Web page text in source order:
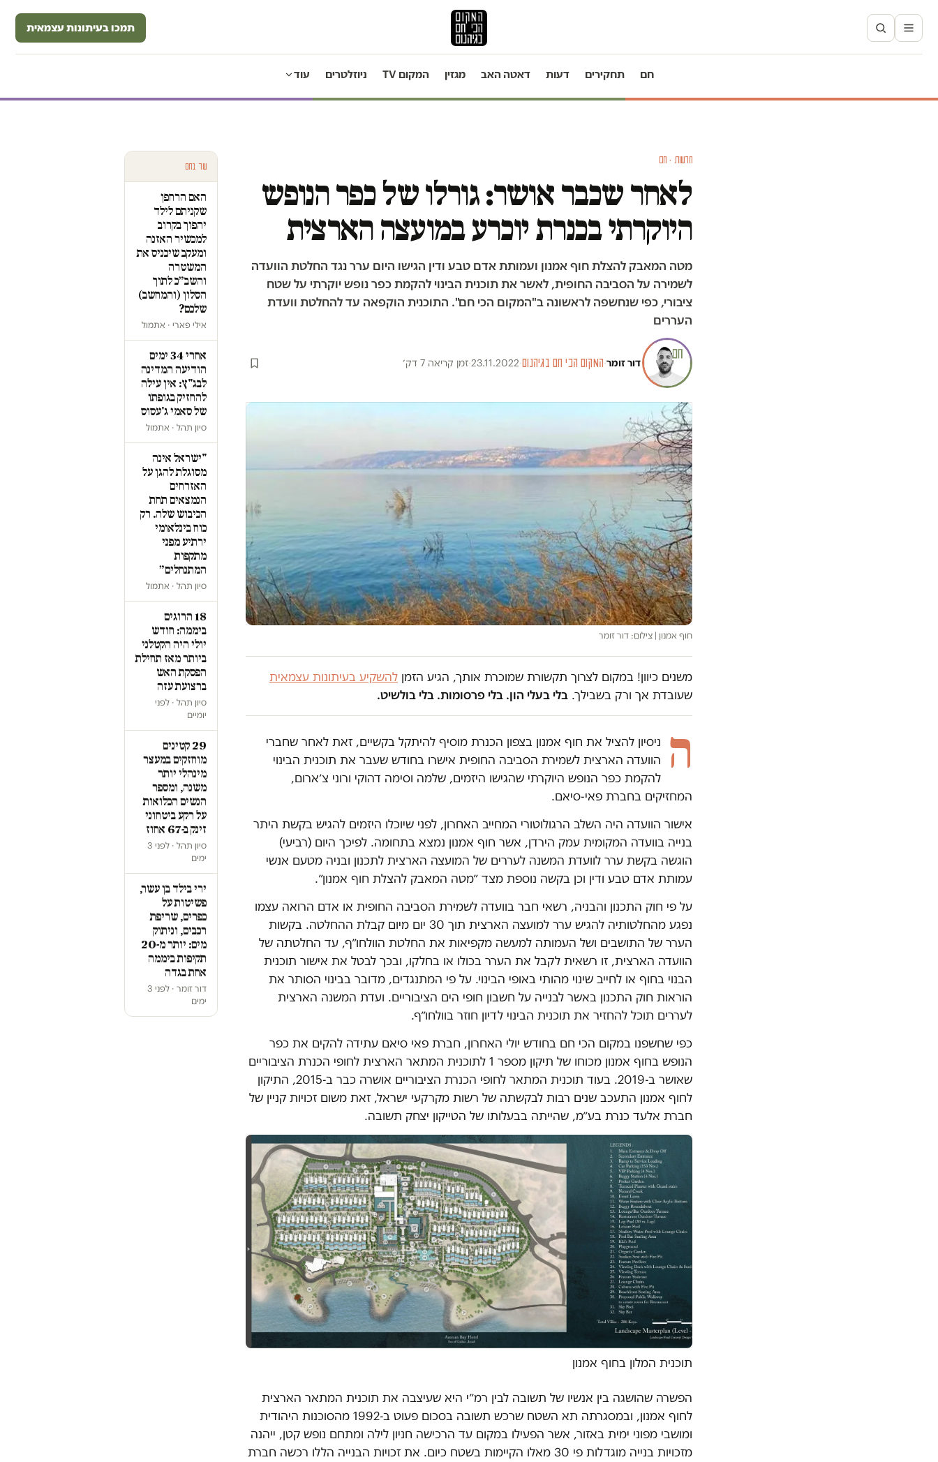
תמכו בעיתונות עצמאית
חם תחקירים דעות דאטה האב מגזין המקום TV ניוזלטרים עוד
חדשות · חם
לאחר שכבר אושר: גורלו של כפר הנופש
היוקרתי בכנרת יוכרע במועצה הארצית
מטה המאבק להצלת חוף אמנון ועמותת אדם טבע ודין הגישו היום ערר נגד החלטת הוועדה
לשמירה על הסביבה החופית, לאשר את תוכנית הבינוי להקמת כפר נופש יוקרתי על שטח
ציבורי, כפי שנחשפה לראשונה ב"המקום הכי חם". התוכנית הוקפאה עד להחלטת וועדת
העררים
דור זומר·המקום הכי חם בגיהנום·
23.11.2022
·זמן קריאה 7 דק׳
חוף אמנון | צילום: דור זומר
משנים כיוון! במקום לצרוך תקשורת שמוכרת אותך, הגיע הזמן להשקיע בעיתונות עצמאית
שעובדת אך ורק בשבילך. בלי בעלי הון. בלי פרסומות. בלי בולשיט.
ה
ניסיון להציל את חוף אמנון בצפון הכנרת מוסיף להיתקל בקשיים, זאת לאחר שחברי
הוועדה הארצית לשמירת הסביבה החופית אישרו בחודש שעבר את תוכנית הבינוי
להקמת כפר הנופש היוקרתי שהגישו היזמים, שלמה וסימה דהוקי ורוני צ׳ארום,
המחזיקים בחברת פאי-סיאם.
אישור הוועדה היה השלב הרגולוטורי המחייב האחרון, לפני שיוכלו היזמים להגיש בקשת היתר
בנייה בוועדה המקומית עמק הירדן, אשר חוף אמנון נמצא בתחומה. לפיכך היום (רביעי)
הוגשה בקשת ערר לוועדת המשנה לעררים של המועצה הארצית לתכנון ובניה מטעם אנשי
עמותת אדם טבע ודין וכן בקשה נוספת מצד ״מטה המאבק להצלת חוף אמנון״.
על פי חוק התכנון והבניה, רשאי חבר בוועדה לשמירת הסביבה החופית או אדם הרואה עצמו
נפגע מהחלטותיה להגיש ערר למועצה הארצית תוך 30 יום מיום קבלת ההחלטה. בקשות
הערר של התושבים ושל העמותה למעשה מקפיאות את החלטת הוולחו״ף, עד החלטתה של
הוועדה הארצית, זו רשאית לקבל את הערר בכולו או בחלקו, ובכך לבטל את אישור תוכנית
הבנוי בחוף או לחייב שינוי מהותי באופי הבינוי. על פי המתנגדים, מדובר בבינוי הסותר את
הוראות חוק התכנון באשר לבנייה על חשבון חופי הים הציבוריים. ועדת המשנה הארצית
לעררים תוכל להחזיר את תוכנית הבינוי לדיון חוזר בוולחו״ף.
כפי שחשפנו במקום הכי חם בחודש יולי האחרון, חברת פאי סיאם עתידה להקים את כפר
הנופש בחוף אמנון מכוחו של תיקון מספר 1 לתוכנית המתאר הארצית לחופי הכנרת הציבוריים
שאושר ב-2019. בעוד תוכנית המתאר לחופי הכנרת הציבוריים אושרה כבר ב-2015, התיקון
לחוף אמנון התעכב שנים רבות לבקשתה של רשות מקרקעי ישראל, זאת משום זכויות קניין של
חברת אלעד כנרת בע״מ, שהייתה בבעלותו של הטייקון יצחק תשובה.
תוכנית המלון בחוף אמנון
הפשרה שהושגה בין אנשיו של תשובה לבין רמ״י היא שעיצבה את תוכנית המתאר הארצית
לחוף אמנון, ובמסגרתה תא השטח שרכש תשובה בסכום פעוט ב-1992 מהסוכנות היהודית
ומושבי מפוני ימית באזור, אשר הפעילו במקום עד הרכישה חניון לילה ומתחם נופש קטן, ייהנה
מזכויות בנייה מוגדלות פי 30 מאלו הקיימות בשטח כיום. את זכויות הבנייה הללו רכשה חברת
עוד בחם
האם הרחפן
שקניתם לילד
יהפוך בקרוב
למכשיר האזנה
ומעקב שיכניס את
המשטרה
והשב״כ לתוך
הסלון (והמחשב)
שלכם?
אילי פארי · אתמול
אחרי 34 ימים
הודיעה המדינה
לבג"ץ: אין עילה
להחזיק בגופתו
של סאמי ג'עסוס
סיון תהל · אתמול
"ישראל אינה
מסוגלת להגן על
האזרחים
הנמצאים תחת
הכיבוש שלה. רק
כוח בינלאומי
ירתיע מפני
מתקפות
המתנחלים״
סיון תהל · אתמול
18 הרוגים
ביממה: חודש
יולי היה הקטלני
ביותר מאז תחילת
הפסקת האש
ברצועת עזה
סיון תהל · לפני
יומיים
29 קטינים
מוחזקים במעצר
מינהלי יותר
משנה, ומספר
הנשים הכלואות
על רקע ביטחוני
זינק ב-67 אחוז
סיון תהל · לפני 3
ימים
ירי בילד בן עשר,
פשיטות על
כפרים, שריפת
רכבים, וניתוק
מים: יותר מ-20
תקיפות ביממה
אחת בגדה
דור זומר · לפני 3
ימים